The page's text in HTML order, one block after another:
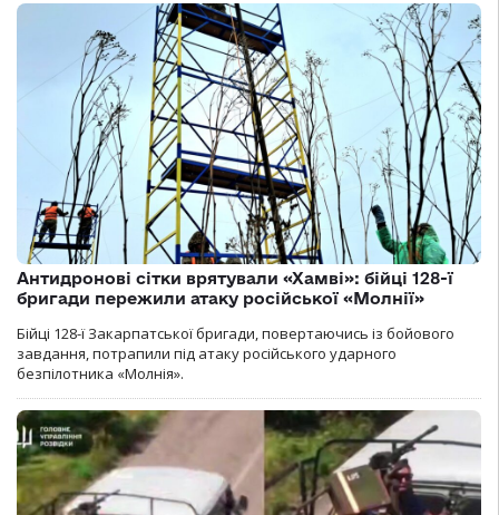
Антидронові сітки врятували «Хамві»: бійці 128-ї
бригади пережили атаку російської «Молнії»
Бійці 128-ї Закарпатської бригади, повертаючись із бойового
завдання, потрапили під атаку російського ударного
безпілотника «Молнія».